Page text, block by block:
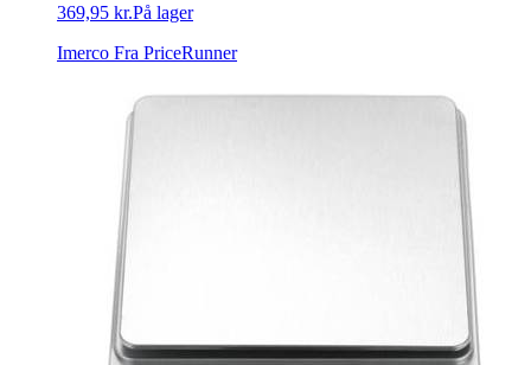
369,95 kr.På lager
Imerco Fra PriceRunner